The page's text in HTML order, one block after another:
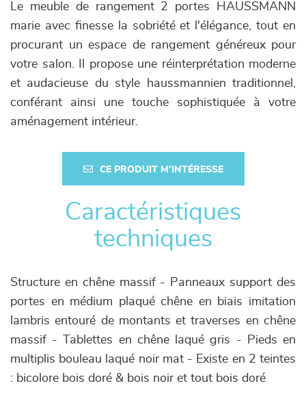
Le meuble de rangement 2 portes HAUSSMANN
marie avec finesse la sobriété et l'élégance, tout en
procurant un espace de rangement généreux pour
votre salon. Il propose une réinterprétation moderne
et audacieuse du style haussmannien traditionnel,
conférant ainsi une touche sophistiquée à votre
aménagement intérieur.
CE PRODUIT M'INTÉRESSE
Caractéristiques
techniques
Structure en chêne massif - Panneaux support des
portes en médium plaqué chêne en biais imitation
lambris entouré de montants et traverses en chêne
massif - Tablettes en chêne laqué gris - Pieds en
multiplis bouleau laqué noir mat - Existe en 2 teintes
: bicolore bois doré & bois noir et tout bois doré